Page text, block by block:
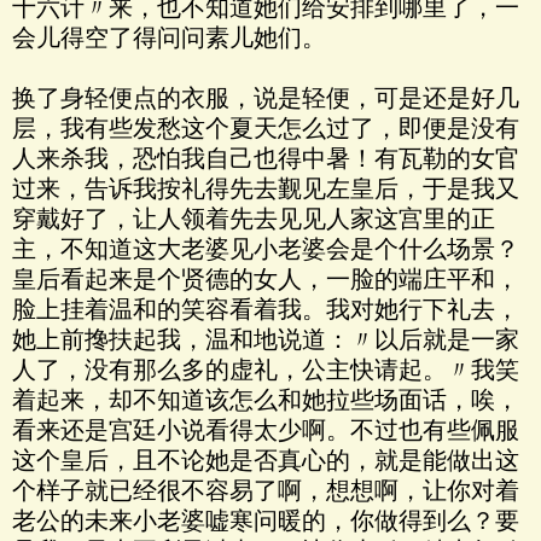
十六计〃来，也不知道她们给安排到哪里了，一
会儿得空了得问问素儿她们。
换了身轻便点的衣服，说是轻便，可是还是好几
层，我有些发愁这个夏天怎么过了，即便是没有
人来杀我，恐怕我自己也得中暑！有瓦勒的女官
过来，告诉我按礼得先去觐见左皇后，于是我又
穿戴好了，让人领着先去见见人家这宫里的正
主，不知道这大老婆见小老婆会是个什么场景？
皇后看起来是个贤德的女人，一脸的端庄平和，
脸上挂着温和的笑容看着我。我对她行下礼去，
她上前搀扶起我，温和地说道：〃以后就是一家
人了，没有那么多的虚礼，公主快请起。〃我笑
着起来，却不知道该怎么和她拉些场面话，唉，
看来还是宫廷小说看得太少啊。不过也有些佩服
这个皇后，且不论她是否真心的，就是能做出这
个样子就已经很不容易了啊，想想啊，让你对着
老公的未来小老婆嘘寒问暖的，你做得到么？要